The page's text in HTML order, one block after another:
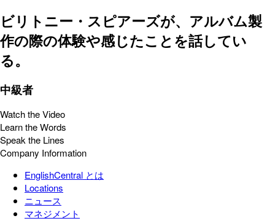
ビリトニー・スピアーズが、アルバム製
作の際の体験や感じたことを話してい
る。
中級者
Watch the Video
Learn the Words
Speak the Lines
Company Information
EnglishCentral とは
Locations
ニュース
マネジメント